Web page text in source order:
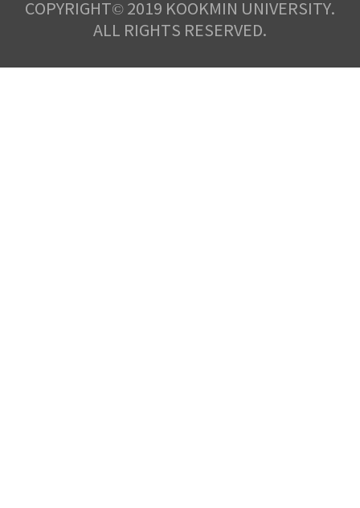
COPYRIGHT© 2019 KOOKMIN UNIVERSITY.
ALL RIGHTS RESERVED.